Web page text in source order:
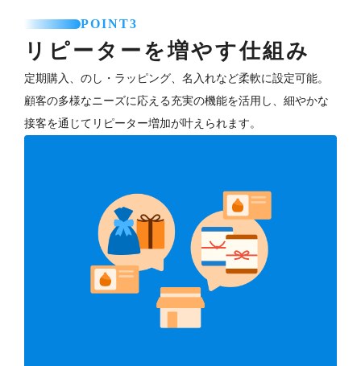
POINT3
リピーターを増やす仕組み
定期購入、のし・ラッピング、名入れなど柔軟に設定可能。
顧客の多様なニーズに応える充実の機能を活用し、細やかな
接客を通じてリピーター増加が叶えられます。